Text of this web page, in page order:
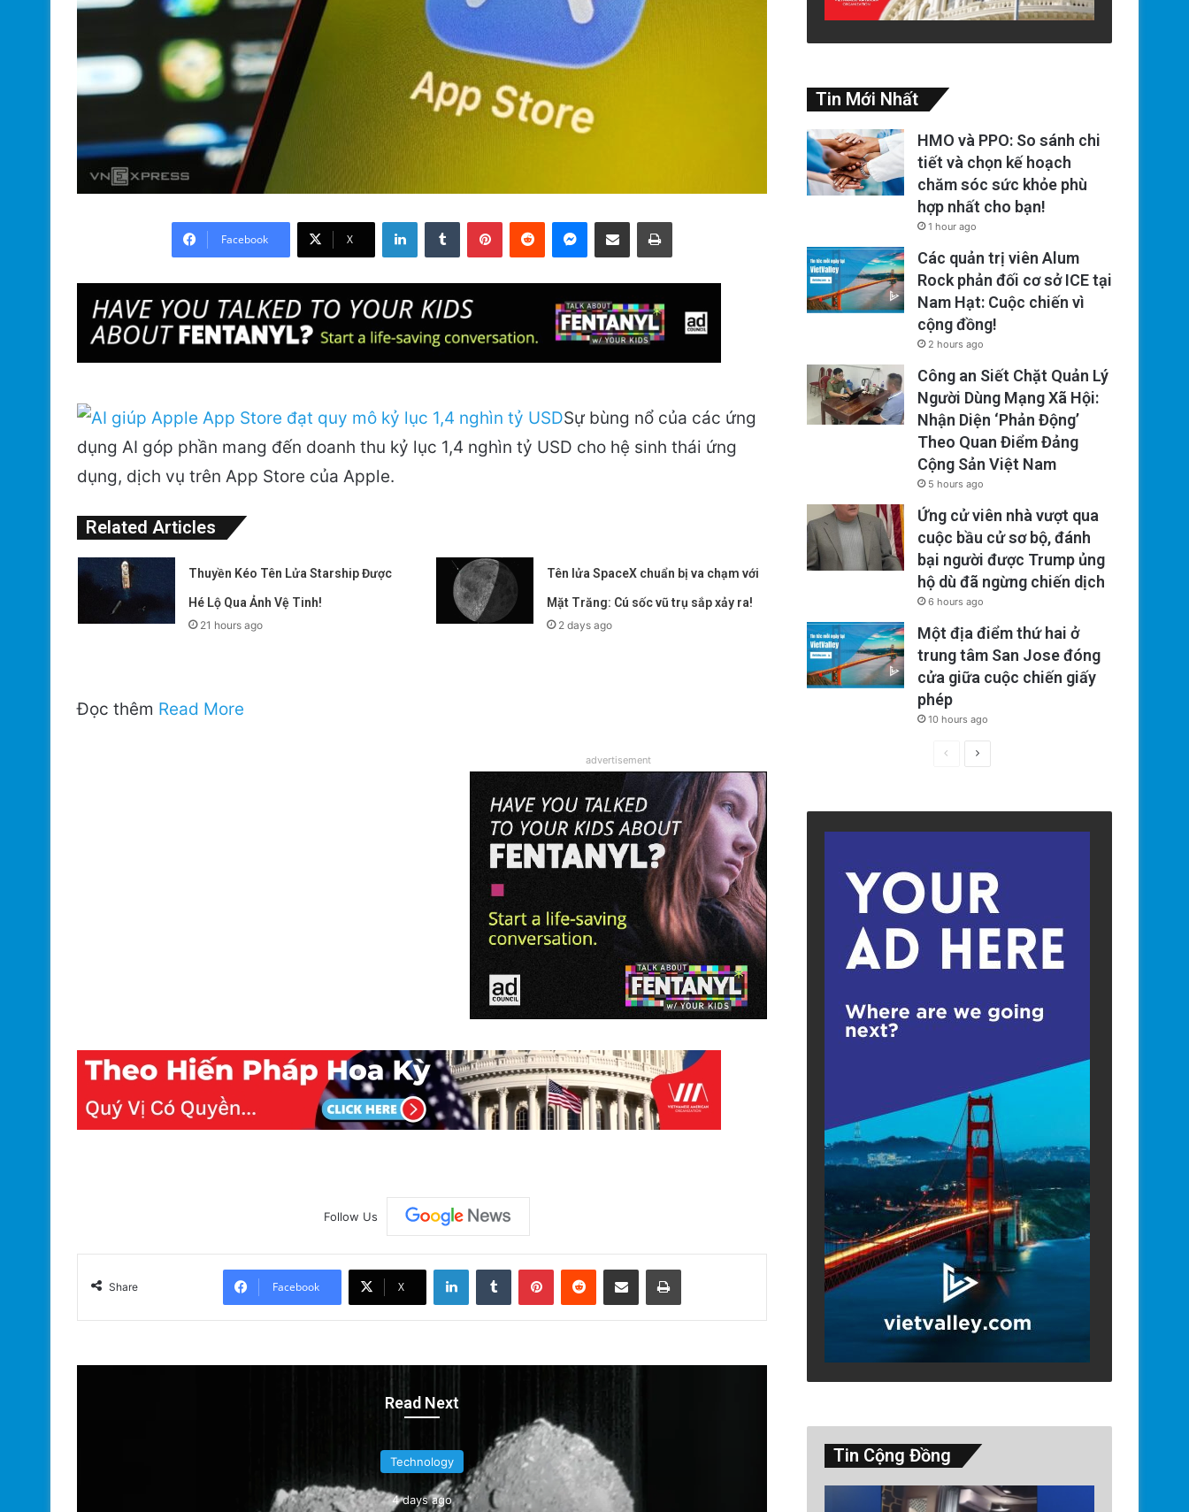
Facebook X
LinkedInTumblr PinterestReddit Messenger
Share via Email Print
Sự bùng nổ của các ứng
dụng AI góp phần mang đến doanh thu kỷ lục 1,4 nghìn tỷ USD cho hệ sinh thái ứng
dụng, dịch vụ trên App Store của Apple.
Related Articles
Thuyền Kéo Tên Lửa Starship Được
Hé Lộ Qua Ảnh Vệ Tinh!
21 hours ago
Tên lửa SpaceX chuẩn bị va chạm với
Mặt Trăng: Cú sốc vũ trụ sắp xảy ra!
2 days ago
Đọc thêm Read More
advertisement
Follow Us
Share Facebook X
LinkedInTumblr PinterestReddit Share via Email Print
Read Next
Technology
4 days ago
Tin Mới Nhất
HMO và PPO: So sánh chi
tiết và chọn kế hoạch
chăm sóc sức khỏe phù
hợp nhất cho bạn!
1 hour ago
Các quản trị viên Alum
Rock phản đối cơ sở ICE tại
Nam Hạt: Cuộc chiến vì
cộng đồng!
2 hours ago
Công an Siết Chặt Quản Lý
Người Dùng Mạng Xã Hội:
Nhận Diện ‘Phản Động’
Theo Quan Điểm Đảng
Cộng Sản Việt Nam
5 hours ago
Ứng cử viên nhà vượt qua
cuộc bầu cử sơ bộ, đánh
bại người được Trump ủng
hộ dù đã ngừng chiến dịch
6 hours ago
Một địa điểm thứ hai ở
trung tâm San Jose đóng
cửa giữa cuộc chiến giấy
phép
10 hours ago
PreviousNext
Tin Cộng Đồng